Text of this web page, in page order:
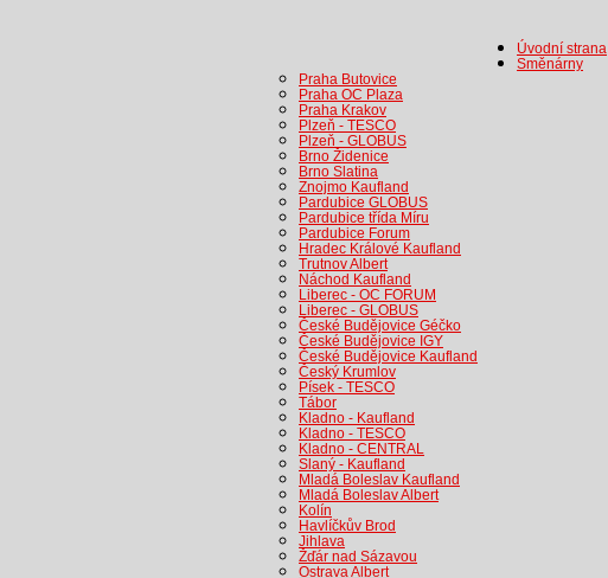
Úvodní strana
Směnárny
Praha Butovice
Praha OC Plaza
Praha Krakov
Plzeň - TESCO
Plzeň - GLOBUS
Brno Židenice
Brno Slatina
Znojmo Kaufland
Pardubice GLOBUS
Pardubice třída Míru
Pardubice Forum
Hradec Králové Kaufland
Trutnov Albert
Náchod Kaufland
Liberec - OC FORUM
Liberec - GLOBUS
České Budějovice Géčko
České Budějovice IGY
České Budějovice Kaufland
Český Krumlov
Písek - TESCO
Tábor
Kladno - Kaufland
Kladno - TESCO
Kladno - CENTRAL
Slaný - Kaufland
Mladá Boleslav Kaufland
Mladá Boleslav Albert
Kolín
Havlíčkův Brod
Jihlava
Žďár nad Sázavou
Ostrava Albert